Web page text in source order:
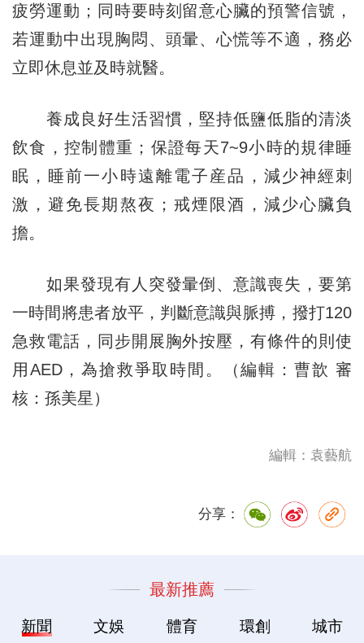
疲勞運動；同時要時刻留意心臟的預警信號，
若運動中出現胸悶、頭暈、心慌等不適，務必
立即休息並及時就醫。
養成良好生活習慣，堅持低鹽低脂的清淡
飲食，控制體重；保證每天7~9小時的規律睡
眠，睡前一小時遠離電子産品，減少神經刺
激，避免長期熬夜；戒煙限酒，減少心臟負
擔。
如果發現有人突發暈倒、意識喪失，要第
一時間將患者放平，判斷意識與脈搏，撥打120
急救電話，同步開展胸外按壓，有條件的則使
用AED，為搶救爭取時間。（編輯：曹歆 審
核：孫美星）
編輯：袁藝航
分享：
最新推薦
新聞 文娛 體育 環創 城市